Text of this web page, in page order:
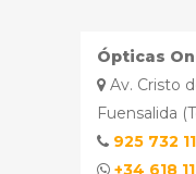
Ópticas
Av. Cristo
Fuensalida
925 732
+34 618